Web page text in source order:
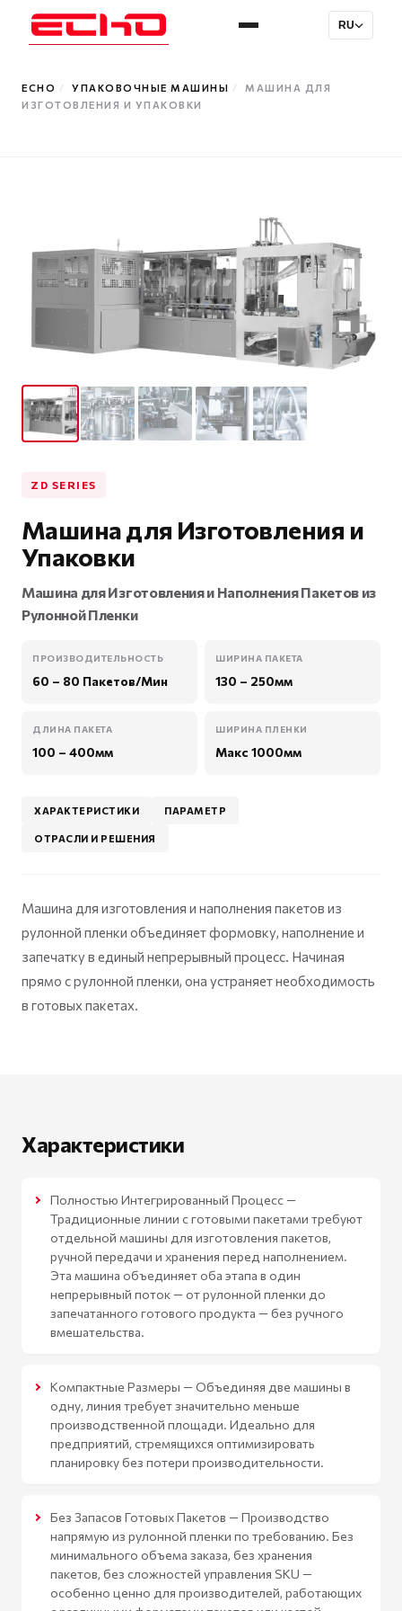
RU
ECHO / УПАКОВОЧНЫЕ МАШИНЫ /
МАШИНА ДЛЯ
ИЗГОТОВЛЕНИЯ И УПАКОВКИ
ZD SERIES
Машина для Изготовления и
Упаковки
Машина для Изготовления и Наполнения Пакетов из
Рулонной Пленки
ПРОИЗВОДИТЕЛЬНОСТЬ
60 – 80 Пакетов/Мин
ШИРИНА ПАКЕТА
130 – 250мм
ДЛИНА ПАКЕТА
100 – 400мм
ШИРИНА ПЛЕНКИ
Макс 1000мм
ХАРАКТЕРИСТИКИ ПАРАМЕТР
ОТРАСЛИ И РЕШЕНИЯ
Машина для изготовления и наполнения пакетов из
рулонной пленки объединяет формовку, наполнение и
запечатку в единый непрерывный процесс. Начиная
прямо с рулонной пленки, она устраняет необходимость
в готовых пакетах.
Характеристики
Полностью Интегрированный Процесс —
Традиционные линии с готовыми пакетами требуют
отдельной машины для изготовления пакетов,
ручной передачи и хранения перед наполнением.
Эта машина объединяет оба этапа в один
непрерывный поток — от рулонной пленки до
запечатанного готового продукта — без ручного
вмешательства.
Компактные Размеры — Объединяя две машины в
одну, линия требует значительно меньше
производственной площади. Идеально для
предприятий, стремящихся оптимизировать
планировку без потери производительности.
Без Запасов Готовых Пакетов — Производство
напрямую из рулонной пленки по требованию. Без
минимального объема заказа, без хранения
пакетов, без сложностей управления SKU —
особенно ценно для производителей, работающих